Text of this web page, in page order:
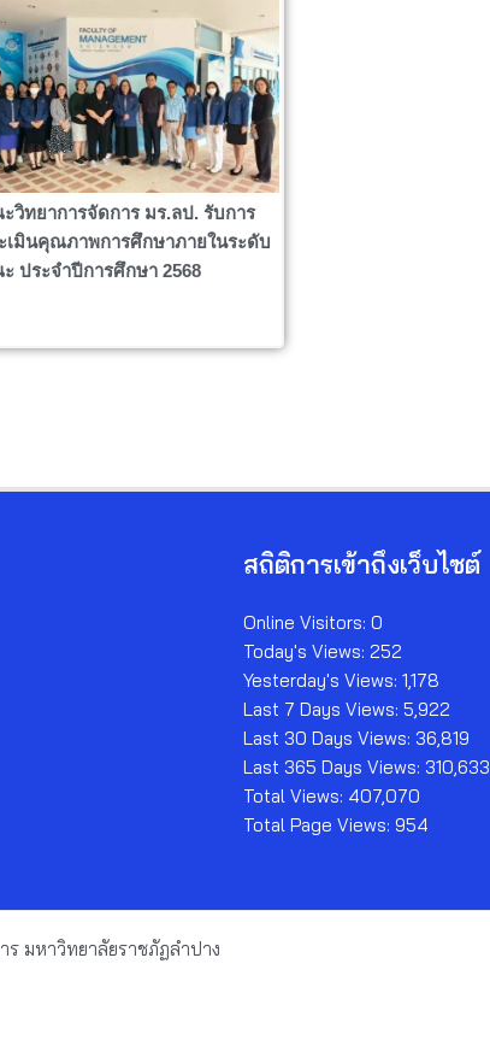
วิทยาการจัดการ มร.ลป. รับการ
เมินคุณภาพการศึกษาภายในระดับ
ประจำปีการศึกษา 2568
สถิติการเข้าถึงเว็บไซต์
Online Visitors:0
Today's Views:252
Yesterday's Views:1,178
Last 7 Days Views:5,922
Last 30 Days Views: 36,819
Last 365 Days Views: 310,633
Total Views: 407,070
Total Page Views:954
มหาวิทยาลัยราชภัฏลำปาง